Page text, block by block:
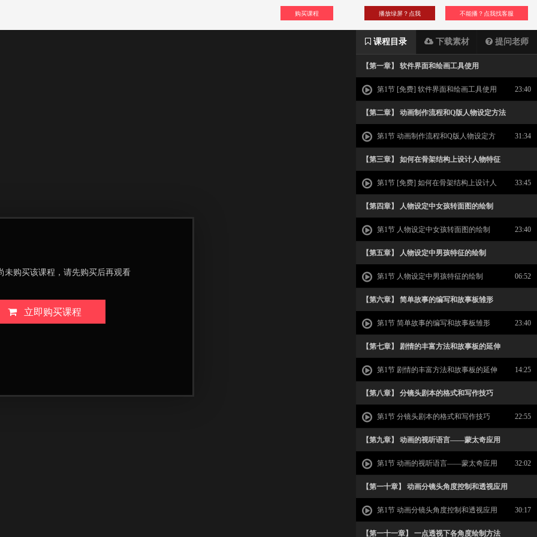
购买课程 不能播？点我找客服
播放绿屏？点我
课程目录 下载素材 提问老师
【第一章】 软件界面和绘画工具使用
第1节 [免费] 软件界面和绘画工具使用 23:40
【第二章】 动画制作流程和Q版人物设定方法
第1节 动画制作流程和Q版人物设定方
法
31:34
【第三章】 如何在骨架结构上设计人物特征
第1节 [免费] 如何在骨架结构上设计人
物特征
33:45
【第四章】 人物设定中女孩转面图的绘制
第1节 人物设定中女孩转面图的绘制 23:40
【第五章】 人物设定中男孩特征的绘制
第1节 人物设定中男孩特征的绘制 06:52
【第六章】 简单故事的编写和故事板雏形
第1节 简单故事的编写和故事板雏形 23:40
【第七章】 剧情的丰富方法和故事板的延伸
第1节 剧情的丰富方法和故事板的延伸 14:25
【第八章】 分镜头剧本的格式和写作技巧
第1节 分镜头剧本的格式和写作技巧 22:55
【第九章】 动画的视听语言——蒙太奇应用
第1节 动画的视听语言——蒙太奇应用 32:02
【第一十章】 动画分镜头角度控制和透视应用
第1节 动画分镜头角度控制和透视应用 30:17
【第一十一章】 一点透视下各角度绘制方法
未购买该课程，请先购买后再观看
立即购买课程